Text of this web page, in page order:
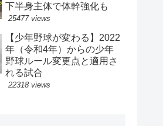
下半身主体で体幹強化も
25477 views
【少年野球が変わる】2022
年（令和4年）からの少年
野球ルール変更点と適用さ
れる試合
22318 views